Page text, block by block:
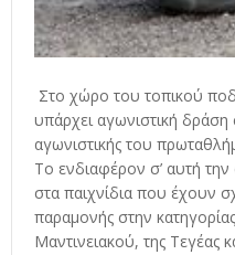
Στο χώρο του τοπικού
υπάρχει αγωνιστική δράση
αγωνιστικής του
Το ενδιαφέρον σ’ αυτή την
στα παιχνίδια που έχουν
παραμονής στην
Μαντινειακού, της Τεγέας